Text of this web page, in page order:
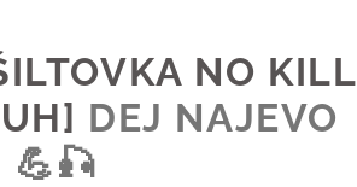
NO KILL
DEJ NAJEVO
💪🎣